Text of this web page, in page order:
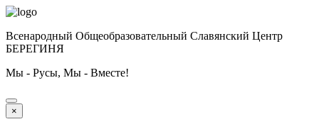
Всенародный Общеобразовательный Славянский Центр
БЕРЕГИНЯ
Мы - Русы, Мы - Вместе!
×